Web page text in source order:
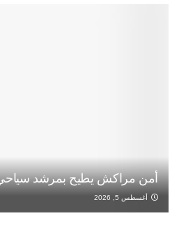
أمن مراكش يطيح بمرشد
أغسطس 5, 2026